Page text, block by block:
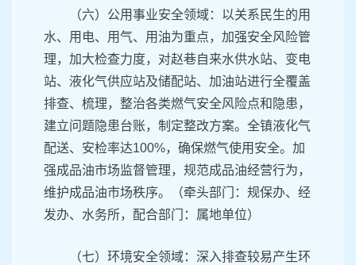
（六）公用事业安全领域：以关系民生的用
水、用电、用气、用油为重点，加强安全风险管
理，加大检查力度，对赵巷自来水供水站、变电
站、液化气供应站及储配站、加油站进行全覆盖
排查、梳理，整治各类燃气安全风险点和隐患，
建立问题隐患台账，制定整改方案。全镇液化气
配送、安检率达100%，确保燃气使用安全。加
强成品油市场监督管理，规范成品油经营行为，
维护成品油市场秩序。（牵头部门：规保办、经
发办、水务所，配合部门：属地单位）
（七）环境安全领域：深入排查较易产生环